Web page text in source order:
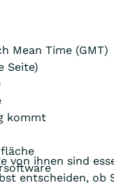
Mean Time (GMT)
Seite)
kommt
von ihnen sind
entscheiden,